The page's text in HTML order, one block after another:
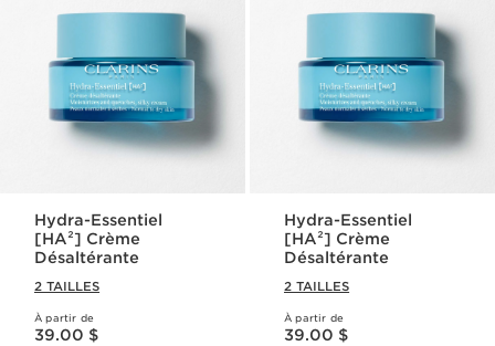
Hydra-Essentiel
[HA²] Crème
Désaltérante
2 TAILLES
À partir de
Nouveau prix 39.00 $
39.00 $
Hydra-Essentiel
[HA²] Crème
Désaltérante
2 TAILLES
À partir de
Nouveau prix 39.00 $
39.00 $